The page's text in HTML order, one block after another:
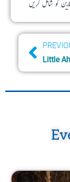
کو شامل کریں
Prev